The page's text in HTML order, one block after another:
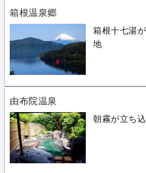
箱根温泉郷
箱根十七湯
地
由布院温泉
朝霧が立ち